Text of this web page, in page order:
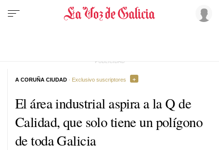
El área industrial aspira a la Q de
Calidad, que solo tiene un polígono
de toda Galicia
A CORUÑA CIUDAD · Exclusivo suscriptores